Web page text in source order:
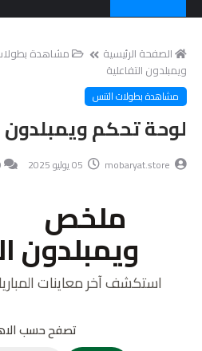
الصفحة الرئيسية مشاهدة
ويمبلدون التفاعلية
مشاهدة بطولات التنس
لوحة تحكم ويمبلدون
mobaryat.store
ملخص
ويمبلدون
استكشف آخر معاينات
تصفح حسب